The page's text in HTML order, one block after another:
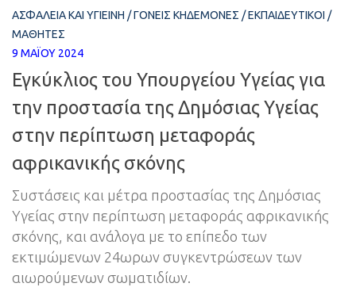
ΑΣΦΆΛΕΙΑ ΚΑΙ ΥΓΙΕΙΝΉ /ΓΟΝΕΊΣ ΚΗΔΕΜΌΝΕΣ /ΕΚΠΑΙΔΕΥΤΙΚΟΊ /
ΜΑΘΗΤΈΣ
9 ΜΑΪ́ΟΥ 2024
Εγκύκλιος του Υπουργείου Υγείας για
την προστασία της Δημόσιας Υγείας
στην περίπτωση μεταφοράς
αφρικανικής σκόνης
Συστάσεις και μέτρα προστασίας της Δημόσιας
Υγείας στην περίπτωση μεταφοράς αφρικανικής
σκόνης, και ανάλογα με το επίπεδο των
εκτιμώμενων 24ωρων συγκεντρώσεων των
αιωρούμενων σωματιδίων.